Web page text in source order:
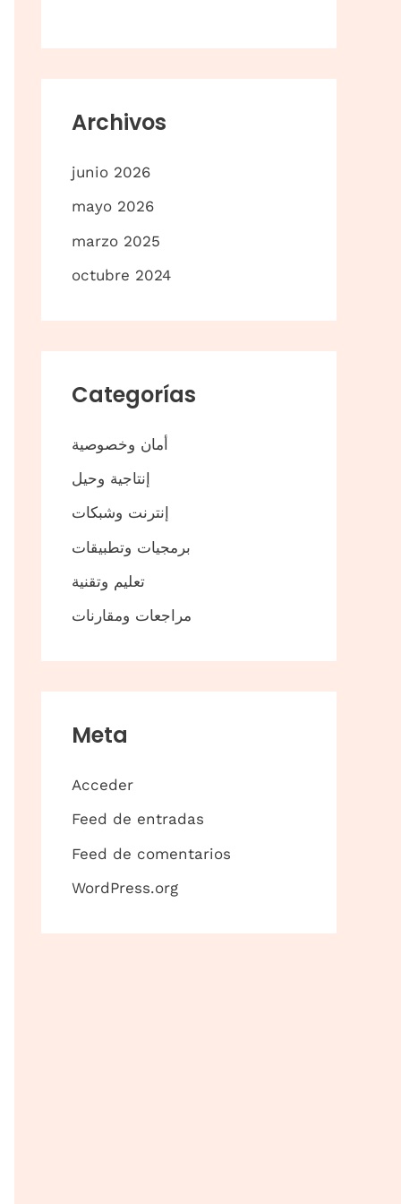
Archivos
junio 2026
mayo 2026
marzo 2025
octubre 2024
Categorías
أمان وخصوصية
إنتاجية وحيل
إنترنت وشبكات
برمجيات وتطبيقات
تعليم وتقنية
مراجعات ومقارنات
Meta
Acceder
Feed de entradas
Feed de comentarios
WordPress.org